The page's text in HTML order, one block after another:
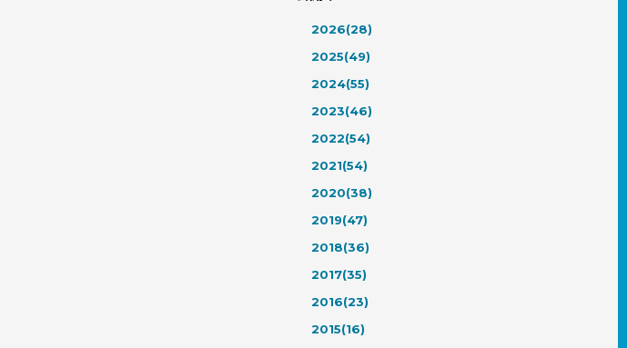
2026(28)
2025(49)
2024(55)
2023(46)
2022(54)
2021(54)
2020(38)
2019(47)
2018(36)
2017(35)
2016(23)
2015(16)